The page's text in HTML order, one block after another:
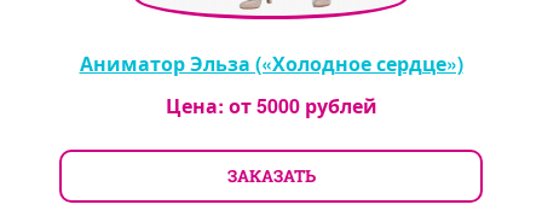
Аниматор Эльза («Холодное сердце»)
Цена: от5000рублей
ЗАКАЗАТЬ